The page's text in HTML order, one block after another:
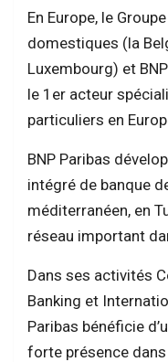
En Europe, le
domestiques (la
Luxembourg) et
le 1er acteur
particuliers en
BNP Paribas
intégré de banque
méditerranéen, en
réseau important
Dans ses activités
Banking et
Paribas bénéficie
forte présence dans